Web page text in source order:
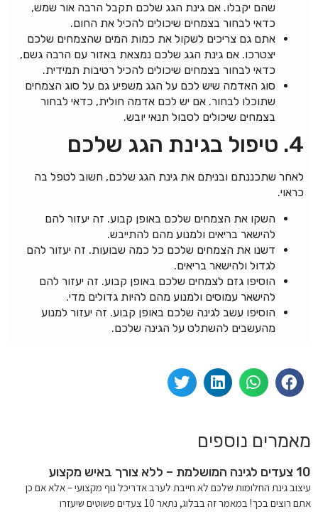
שהם יקבלו. אם גינת הגג שלכם תקבל הרבה אור שמש,
כדאי לבחור בצמחים שיכולים להכיל את החום.
אתם גם צריכים לשקול את כמות המים שהצמחים שלכם
יצטרכו. אם גינת הגג שלכם נמצאת באזור עם הרבה גשם,
כדאי לבחור בצמחים שיכולים להכיל רטיבות תמידית.
סוג האדמה שיש לכם על הגג משפיע גם על סוג הצמחים
שתוכלו לבחור. אם יש לכם אדמה חולית, כדאי לבחור
בצמחים שיכולים לסבול תנאי יובש.
4. טיפול בגינת הגג שלכם
לאחר שתכננתם ובניתם את גינת הגג שלכם, חשוב לטפל בה
כראוי.
השקו את הצמחים שלכם באופן קבוע. זה יעזור להם
להישאר בריאים ולמנוע מהם להתייבש.
דשנו את הצמחים שלכם כל כמה שבועות. זה יעזור להם
לגדול ולהישאר בריאים.
הוסיפו גזם לצמחים שלכם באופן קבוע. זה יעזור להם
להישאר עמוסים ולמנוע מהם להיות גדולים מדי.
הוסיפו עשב לגינה שלכם באופן קבוע. זה יעזור למנוע
מהעשבים להשתלט על הגינה שלכם.
מאמרים נוספים
10 צעדים לגינה המושלמת – ללא צורך באיש מקצוע
עיצוב גינת החלומות שלכם לא חייבת לערב אדריכל נוף מקצועי – אלא אם כן
אתם רוצים בכך! במאמר זה בבלוג, נתאר 10 צעדים פשוטים שיעזרו